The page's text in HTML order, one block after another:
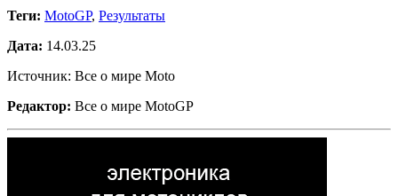
Теги: MotoGP, Результаты
Дата: 14.03.25
Источник: Все о мире Moto
Редактор: Все о мире MotoGP